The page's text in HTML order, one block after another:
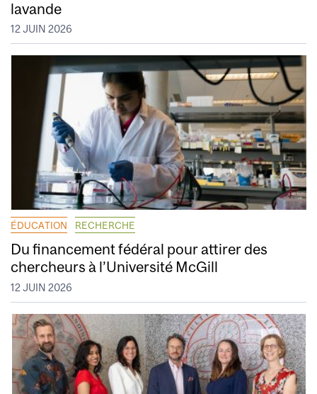
lavande
12 JUIN 2026
ÉDUCATION RECHERCHE
Du financement fédéral pour attirer des
chercheurs à l’Université McGill
12 JUIN 2026